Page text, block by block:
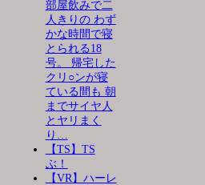
部屋飲みで二
人きりの わず
かな時間で寝
とられる18
号。 帰宅した
クリ○ンが寝
ている間も 朝
までサイヤ人
とヤリまく
り…
【TS】TS
ぶ！
【VR】ハーレ